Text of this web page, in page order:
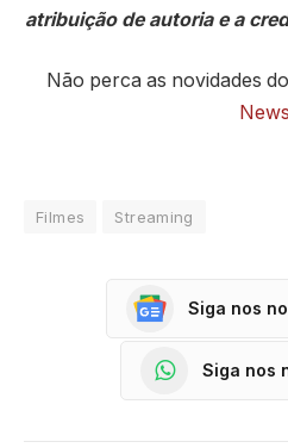
atribuição de autoria e a
Não perca as novidades
News
Filmes Streaming
Siga nos
Siga nos